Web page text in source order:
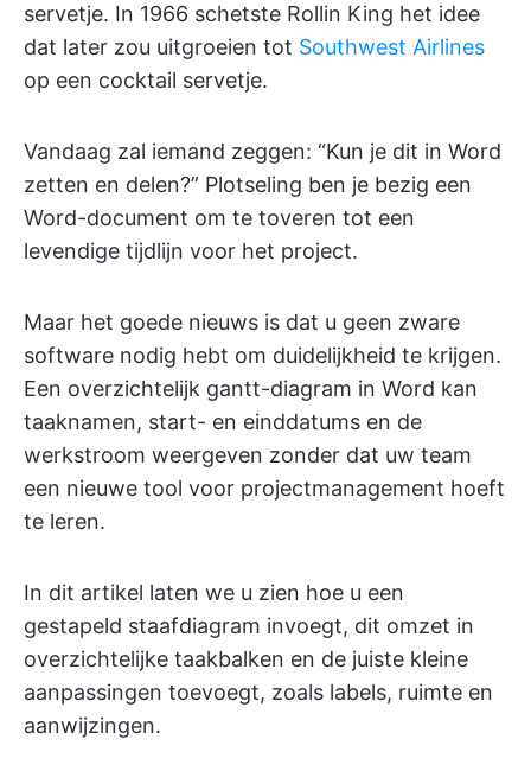
servetje. In 1966 schetste Rollin King het idee
dat later zou uitgroeien tot Southwest Airlines
op een cocktail servetje.
Vandaag zal iemand zeggen: “Kun je dit in Word
zetten en delen?” Plotseling ben je bezig een
Word-document om te toveren tot een
levendige tijdlijn voor het project.
Maar het goede nieuws is dat u geen zware
software nodig hebt om duidelijkheid te krijgen.
Een overzichtelijk gantt-diagram in Word kan
taaknamen, start- en einddatums en de
werkstroom weergeven zonder dat uw team
een nieuwe tool voor projectmanagement hoeft
te leren.
In dit artikel laten we u zien hoe u een
gestapeld staafdiagram invoegt, dit omzet in
overzichtelijke taakbalken en de juiste kleine
aanpassingen toevoegt, zoals labels, ruimte en
aanwijzingen.